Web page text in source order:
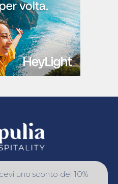
uno sconto del 10%